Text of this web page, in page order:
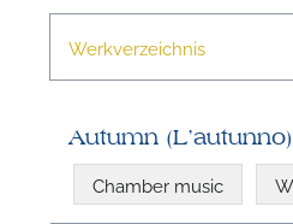
Werkverzeichnis
Autumn (L’autunno)
Chamber music